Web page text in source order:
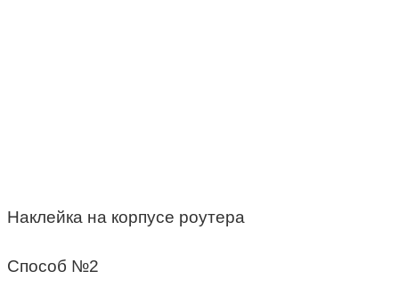
Наклейка на корпусе роутера
Способ №2